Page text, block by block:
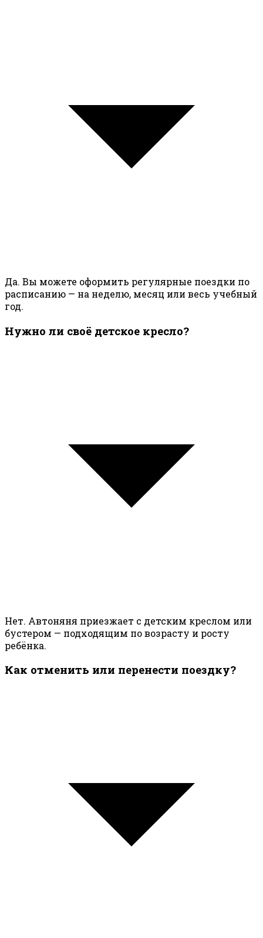
Да. Вы можете оформить регулярные поездки по
расписанию — на неделю, месяц или весь учебный
год.
Нужно ли своё детское кресло?
Нет. Автоняня приезжает с детским креслом или
бустером — подходящим по возрасту и росту
ребёнка.
Как отменить или перенести поездку?